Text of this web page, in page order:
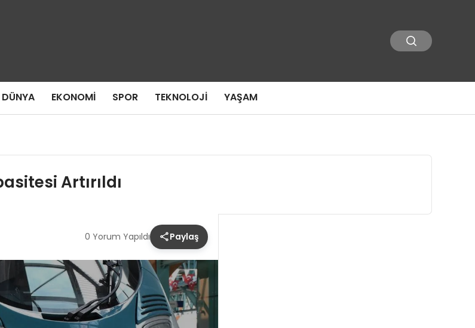
DÜNYA EKONOMI SPOR TEKNOLOJI YAŞAM
Artırıldı
0 Yorum Yapıldı Paylaş